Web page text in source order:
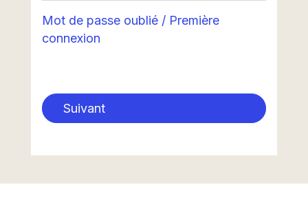
Mot de passe oublié / Première
connexion